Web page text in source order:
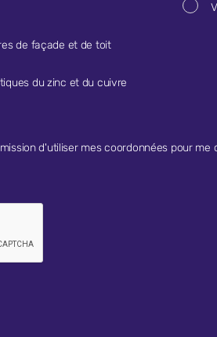
de façade et de toit
du zinc et du cuivre
d'utiliser mes coordonnées pour me